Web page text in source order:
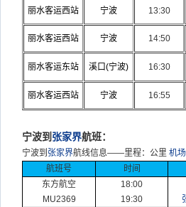
丽水客运西站 宁波 13:30
丽水客运西站 宁波 14:50
丽水客运东站 溪口(宁波) 16:30
丽水客运西站 宁波 16:55
宁波到 张家界航班：
宁波到 张家界航线信息——里程：公里 机场
航班号
时间
东方航空
MU2369
18:00
19:30